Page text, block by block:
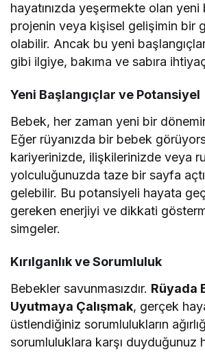
hayatınızda yeşermekte olan
projenin veya kişisel gelişimin bir
olabilir. Ancak bu yeni
gibi ilgiye, bakıma ve sabıra
Yeni Başlangıçlar ve Potansiyel
Bebek, her zaman yeni bir
Eğer rüyanızda bir bebek
kariyerinizde, ilişkilerinizde veya
yolculuğunuzda taze bir sayfa
gelebilir. Bu potansiyeli hayata
gereken enerjiyi ve dikkati
simgeler.
Kırılganlık ve Sorumluluk
Bebekler savunmasızdır. Rüyada
Uyutmaya Çalışmak, gerçek
üstlendiğiniz sorumlulukların
sorumluluklara karşı duyduğunuz